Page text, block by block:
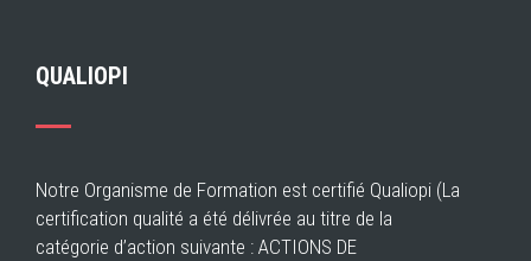
QUALIOPI
Notre Organisme de Formation est certifié Qualiopi (La
certification qualité a été délivrée au titre de la
catégorie d’action suivante : ACTIONS DE